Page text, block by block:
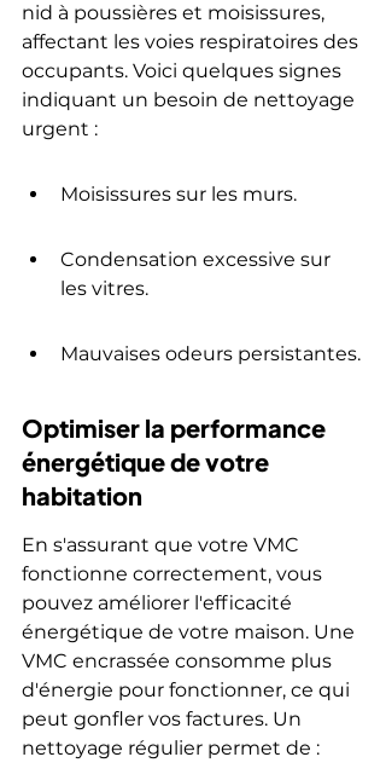
nid à poussières et moisissures,
affectant les voies respiratoires des
occupants. Voici quelques signes
indiquant un besoin de nettoyage
urgent :
Moisissures sur les murs.
Condensation excessive sur
les vitres.
Mauvaises odeurs persistantes.
Optimiser la performance
énergétique de votre
habitation
En s'assurant que votre VMC
fonctionne correctement, vous
pouvez améliorer l'efficacité
énergétique de votre maison. Une
VMC encrassée consomme plus
d'énergie pour fonctionner, ce qui
peut gonfler vos factures. Un
nettoyage régulier permet de :